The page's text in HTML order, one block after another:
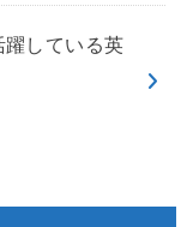
している英